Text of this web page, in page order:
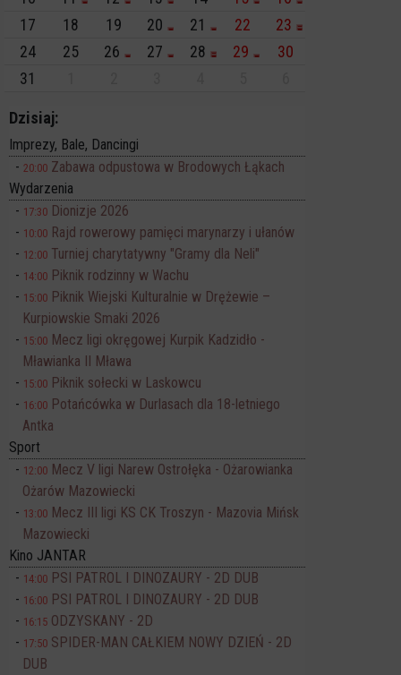
17
18 19 20 21 22
23
24
25 26 27 28 29
30
31
Dzisiaj:
Imprezy, Bale, Dancingi
20:00 Zabawa odpustowa w Brodowych Łąkach
Wydarzenia
17:30 Dionizje 2026
10:00 Rajd rowerowy pamięci marynarzy i ułanów
12:00 Turniej charytatywny "Gramy dla Neli"
14:00 Piknik rodzinny w Wachu
15:00 Piknik Wiejski Kulturalnie w Drężewie –
Kurpiowskie Smaki 2026
15:00 Mecz ligi okręgowej Kurpik Kadzidło -
Mławianka II Mława
15:00 Piknik sołecki w Laskowcu
16:00 Potańcówka w Durlasach dla 18-letniego
Antka
Sport
12:00 Mecz V ligi Narew Ostrołęka - Ożarowianka
Ożarów Mazowiecki
13:00 Mecz III ligi KS CK Troszyn - Mazovia Mińsk
Mazowiecki
Kino JANTAR
14:00 PSI PATROL I DINOZAURY - 2D DUB
16:00 PSI PATROL I DINOZAURY - 2D DUB
16:15 ODZYSKANY - 2D
17:50 SPIDER-MAN CAŁKIEM NOWY DZIEŃ - 2D
DUB